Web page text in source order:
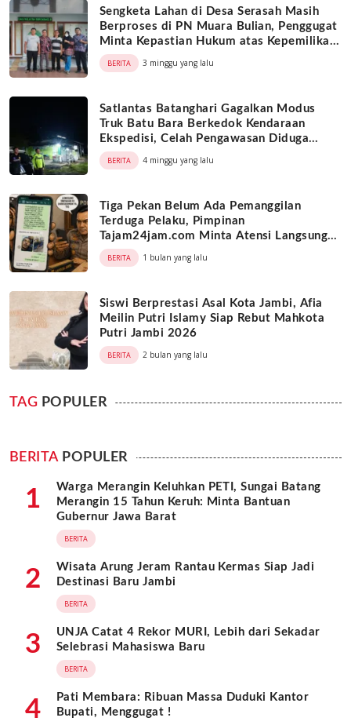
Sengketa Lahan di Desa Serasah Masih
Berproses di PN Muara Bulian, Penggugat
Minta Kepastian Hukum atas Kepemilikan
Objek Tanah
BERITA 3 minggu yang lalu
Satlantas Batanghari Gagalkan Modus
Truk Batu Bara Berkedok Kendaraan
Ekspedisi, Celah Pengawasan Diduga
Dimanfaatkan Oknum
BERITA 4 minggu yang lalu
Tiga Pekan Belum Ada Pemanggilan
Terduga Pelaku, Pimpinan
Tajam24jam.com Minta Atensi Langsung
Kapolda Jambi
BERITA 1 bulan yang lalu
Siswi Berprestasi Asal Kota Jambi, Afia
Meilin Putri Islamy Siap Rebut Mahkota
Putri Jambi 2026
BERITA 2 bulan yang lalu
TAG POPULER
BERITAPOPULER
1
Warga Merangin Keluhkan PETI, Sungai Batang
Merangin 15 Tahun Keruh: Minta Bantuan
Gubernur Jawa Barat
BERITA
2
Wisata Arung Jeram Rantau Kermas Siap Jadi
Destinasi Baru Jambi
BERITA
3
UNJA Catat 4 Rekor MURI, Lebih dari Sekadar
Selebrasi Mahasiswa Baru
BERITA
4
Pati Membara: Ribuan Massa Duduki Kantor
Bupati, Menggugat !